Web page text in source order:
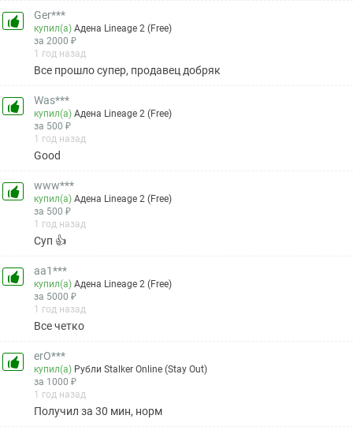
Ger***
купил(а)Адена Lineage 2 (Free)
за 2000 ₽
1 год назад
Все прошло супер, продавец добряк
Was***
купил(а)Адена Lineage 2 (Free)
за 500 ₽
1 год назад
Good
www***
купил(а)Адена Lineage 2 (Free)
за 500 ₽
1 год назад
Суп 👍
aa1***
купил(а)Адена Lineage 2 (Free)
за 5000 ₽
1 год назад
Все четко
erO***
купил(а) Рубли Stalker Online (Stay Out)
за 1000 ₽
1 год назад
Получил за 30 мин, норм